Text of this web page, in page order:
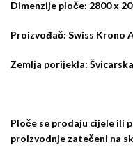
Dimenzije ploče: 2800 x
Proizvođač: Swiss Krono
Zemlja porijekla: Švicarska
Ploče se prodaju cijele ili
proizvodnje zatečeni na